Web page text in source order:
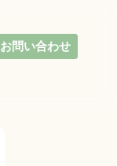
お問い合わせ